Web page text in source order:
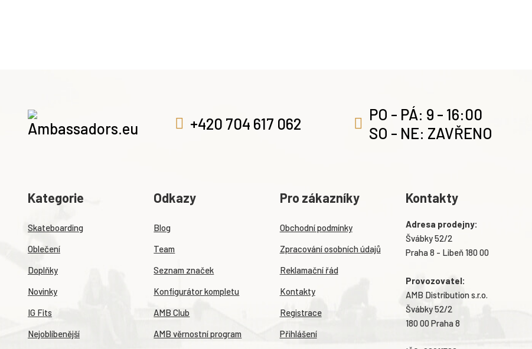
+420 704 617 062
PO - PÁ: 9 - 16:00
SO - NE: ZAVŘENO
Kategorie
Skateboarding
Oblečení
Doplňky
Novinky
IG Fits
Nejoblíbenější
Odkazy
Blog
Team
Seznam značek
Konfigurátor kompletu
AMB Club
AMB věrnostní program
Pro zákazníky
Obchodní podmínky
Zpracování osobních údajů
Reklamační řád
Kontakty
Registrace
Přihlášení
Kontakty
Adresa prodejny:
Švábky 52/2
Praha 8 - Libeň 180 00
Provozovatel:
AMB Distribution s.r.o.
Švábky 52/2
180 00 Praha 8